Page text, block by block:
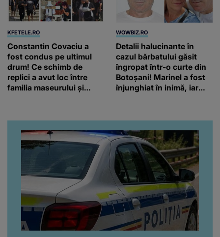
KFETELE.RO
Constantin Covaciu a
fost condus pe ultimul
drum! Ce schimb de
replici a avut loc între
familia maseurului și
obrazul.”
WOWBIZ.RO
Detalii halucinante în
cazul bărbatului găsit
îngropat într-o curte din
Botoșani! Marinel a fost
înjunghiat în inimă, iar